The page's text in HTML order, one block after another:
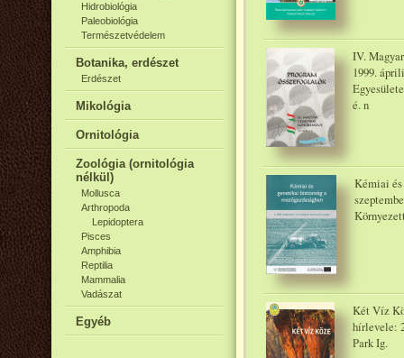
Hidrobiológia
Paleobiológia
Természetvédelem
Botanika, erdészet
Erdészet
Mikológia
Ornitológia
Zoológia (ornitológia
nélkül)
Mollusca
Arthropoda
Lepidoptera
Pisces
Amphibia
Reptilia
Mammalia
Vadászat
Egyéb
IV.
1999.
é. n
Kémiai és
Két Víz
hírlevele:
Park Ig.